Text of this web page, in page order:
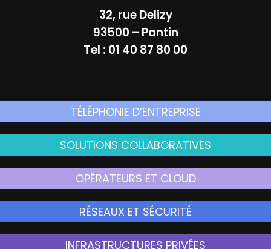
32, rue Delizy
93500 – Pantin
Tel : 01 40 87 80 00
TÉLÉPHONIE D’ENTREPRISE
SOLUTIONS COLLABORATIVES
OPÉRATEURS ET CLOUD
RÉSEAUX ET SÉCURITÉ
INFRASTRUCTURES PRIVÉES